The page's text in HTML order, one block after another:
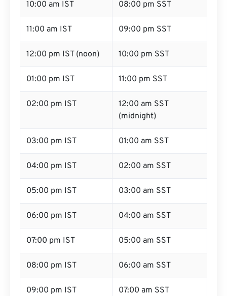
10:00 am IST 08:00 pm SST
11:00 am IST 09:00 pm SST
12:00 pm IST (noon) 10:00 pm SST
01:00 pm IST 11:00 pm SST
02:00 pm IST
12:00 am SST
(midnight)
03:00 pm IST 01:00 am SST
04:00 pm IST 02:00 am SST
05:00 pm IST 03:00 am SST
06:00 pm IST 04:00 am SST
07:00 pm IST 05:00 am SST
08:00 pm IST 06:00 am SST
09:00 pm IST 07:00 am SST